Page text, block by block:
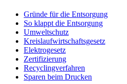
Gründe für die Entsorgung
So klappt die Entsorgung
Umweltschutz
Kreislaufwirtschaftsgesetz
Elektrogesetz
Zertifizierung
Recyclingverfahren
Sparen beim Drucken